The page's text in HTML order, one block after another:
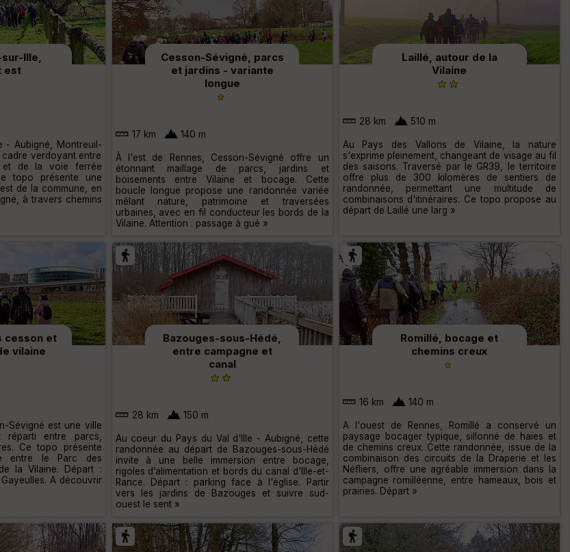
Ille,
est
- Aubigné, Montreuil-
verdoyant entre
et de la voie ferrée
topo présente une
de la commune, en
à travers chemins
Cesson-Sévigné, parcs
et jardins - variante
longue
17 km 140 m
À l'est de Rennes, Cesson-Sévigné offre un
étonnant maillage de parcs, jardins et
boisements entre Vilaine et bocage. Cette
boucle longue propose une randonnée variée
mêlant nature, patrimoine et traversées
urbaines, avec en fil conducteur les bords de la
Vilaine. Attention : passage à gué »
Laillé, autour de la
Vilaine
28 km 510 m
Au Pays des Vallons de Vilaine, la nature
s'exprime pleinement, changeant de visage au fil
des saisons. Traversé par le GR39, le territoire
offre plus de 300 kilomères de sentiers de
randonnée, permettant une multitude de
combinaisons d'itinéraires. Ce topo propose au
départ de Laillé une larg »
cesson et
vilaine
Sévigné est une ville
entre parcs,
Ce topo présente
entre le Parc des
la Vilaine. Départ :
A découvrir
Bazouges-sous-Hédé,
entre campagne et
canal
28 km 150 m
Au coeur du Pays du Val d'Ille - Aubigné, cette
randonnée au départ de Bazouges-sous-Hédé
invite à une belle immersion entre bocage,
rigoles d’alimentation et bords du canal d'Ille-et-
Rance. Départ : parking face à l'église. Partir
vers les jardins de Bazouges et suivre sud-
ouest le sent »
Romillé, bocage et
chemins creux
16 km 140 m
A l'ouest de Rennes, Romillé a conservé un
paysage bocager typique, sillonné de haies et
de chemins creux. Cette randonnée, issue de la
combinaison des circuits de la Draperie et les
Néfliers, offre une agréable immersion dans la
campagne romilléenne, entre hameaux, bois et
prairies. Départ »